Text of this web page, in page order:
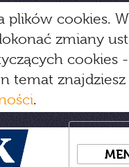
plików cookies.
zmiany
cookies
temat
.